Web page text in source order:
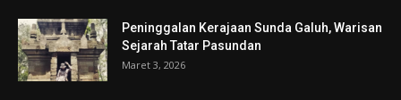
Peninggalan Kerajaan Sunda Galuh, Warisan
Sejarah Tatar Pasundan
Maret 3, 2026